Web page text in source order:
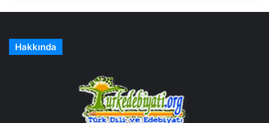
Hakkında